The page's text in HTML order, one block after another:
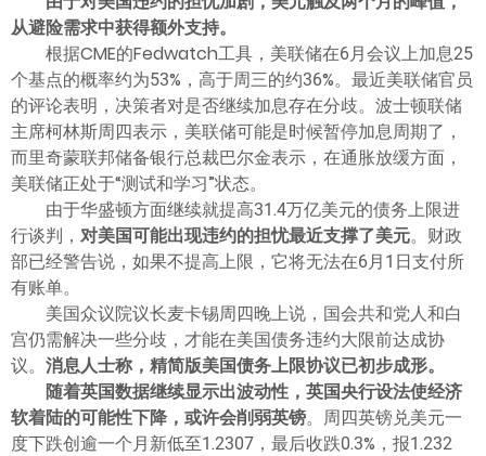
从避险需求中获得额外支持。
根据CME的Fedwatch工具，美联储在6月会议上加息25
个基点的概率约为53%，高于周三的约36%。最近美联储官员
的评论表明，决策者对是否继续加息存在分歧。波士顿联储
主席柯林斯周四表示，美联储可能是时候暂停加息周期了，
而里奇蒙联邦储备银行总裁巴尔金表示，在通胀放缓方面，
美联储正处于“测试和学习”状态。
由于华盛顿方面继续就提高31.4万亿美元的债务上限进
行谈判， 对美国可能出现违约的担忧最近支撑了美元。财政
部已经警告说，如果不提高上限，它将无法在6月1日支付所
有账单。
美国众议院议长麦卡锡周四晚上说，国会共和党人和白
宫仍需解决一些分歧，才能在美国债务违约大限前达成协
议。 消息人士称，精简版美国债务上限协议已初步成形。
随着英国数据继续显示出波动性，英国央行设法使经济
软着陆的可能性下降，或许会削弱英镑。周四英镑兑美元一
度下跌创逾一个月新低至1.2307，最后收跌0.3%，报1.232